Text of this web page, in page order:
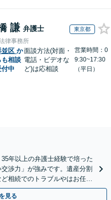
謙 弁護士 東京都
律事務所
並区 か
も相談
付中
面談方法(対面・
電話・ビデオな
ど)は応相談
営業時間：0
9:30~17:30
（平日）
年以上の弁護士経験で培った
渉力」が強みです。遺産分割
相続でのトラブルやはお任せ
策にも注力
見る